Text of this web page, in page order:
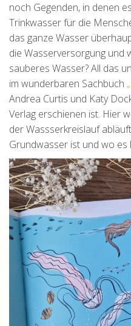
noch Gegenden, in denen
Trinkwasser für die
das ganze Wasser
die Wasserversorgung und
sauberes Wasser? All das
im wunderbaren Sachbuch
Andrea Curtis und Katy
Verlag erschienen ist. Hier
der Wassserkreislauf
Grundwasser ist und wo es